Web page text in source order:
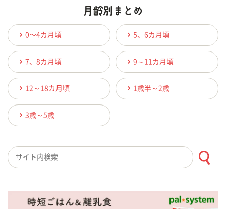
0〜4カ月頃 5、6カ月頃
7、8カ月頃 9～11カ月頃
12～18カ月頃 1歳半～2歳
3歳～5歳
検索キーワード入力